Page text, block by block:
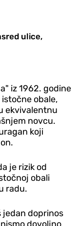
ulice,
iz 1962. godine
obale,
ekvivalentnu
novcu.
koji
je rizik od
obali
radu.
jedan doprinos